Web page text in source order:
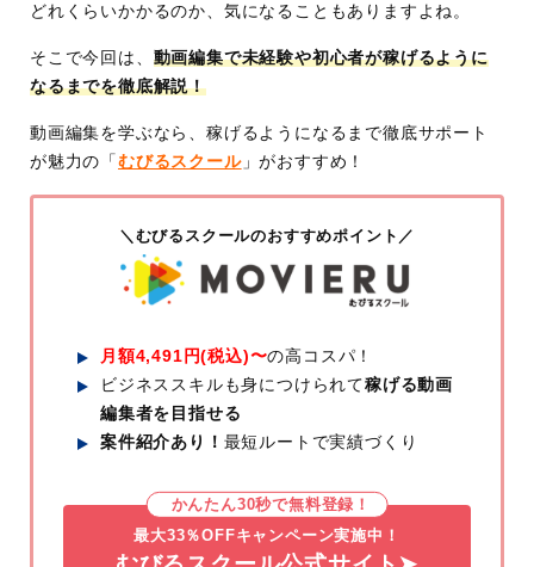
どれくらいかかるのか、気になることもありますよね。
そこで今回は、 動画編集で未経験や初心者が稼げるように
なるまでを徹底解説！
動画編集を学ぶなら、稼げるようになるまで徹底サポート
が魅力の「 むびるスクール」がおすすめ！
＼むびるスクールのおすすめポイント／
月額4,491円(税込)〜の高コスパ！
ビジネススキルも身につけられて稼げる動画
編集者を目指せる
案件紹介あり！ 最短ルートで実績づくり
かんたん30秒で無料登録！
最大33％OFFキャンペーン実施中！